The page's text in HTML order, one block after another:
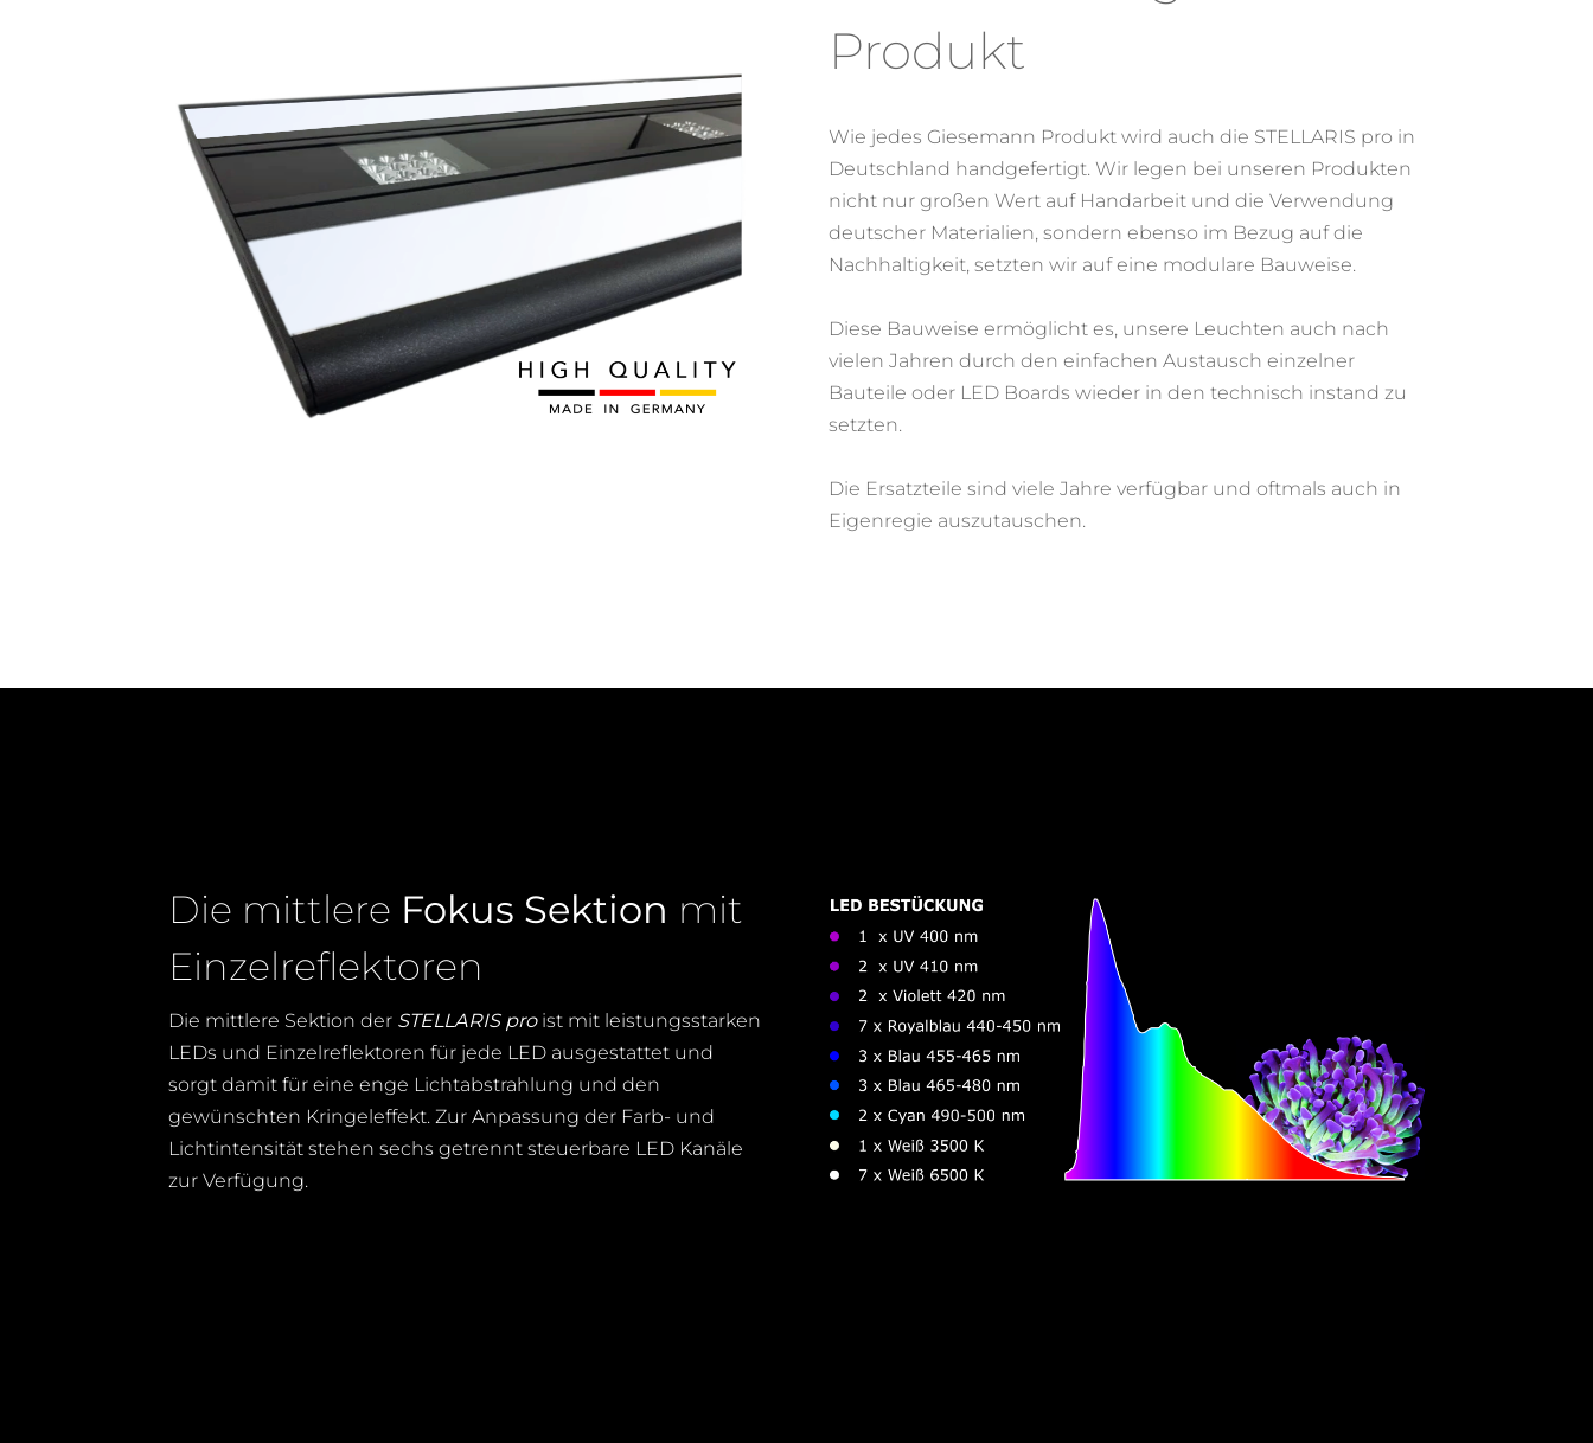
Produkt
Wie jedes Giesemann Produkt wird auch die STELLARIS pro in
Deutschland handgefertigt. Wir legen bei unseren Produkten
nicht nur großen Wert auf Handarbeit und die Verwendung
deutscher Materialien, sondern ebenso im Bezug auf die
Nachhaltigkeit, setzten wir auf eine modulare Bauweise.
Diese Bauweise ermöglicht es, unsere Leuchten auch nach
vielen Jahren durch den einfachen Austausch einzelner
Bauteile oder LED Boards wieder in den technisch instand zu
setzten.
Die Ersatzteile sind viele Jahre verfügbar und oftmals auch in
Eigenregie auszutauschen.
Die mittlere Fokus Sektion mit
Einzelreflektoren
Die mittlere Sektion der STELLARIS pro ist mit leistungsstarken
LEDs und Einzelreflektoren für jede LED ausgestattet und
sorgt damit für eine enge Lichtabstrahlung und den
gewünschten Kringeleffekt. Zur Anpassung der Farb- und
Lichtintensität stehen sechs getrennt steuerbare LED Kanäle
zur Verfügung.